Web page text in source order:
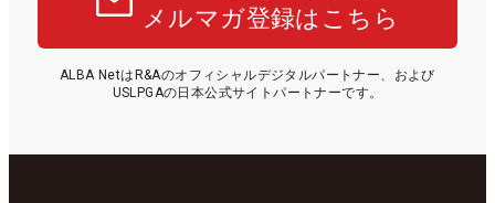
メルマガ登録はこちら
ALBA NetはR&Aのオフィシャルデジタルパートナー、および
USLPGAの日本公式サイトパートナーです。